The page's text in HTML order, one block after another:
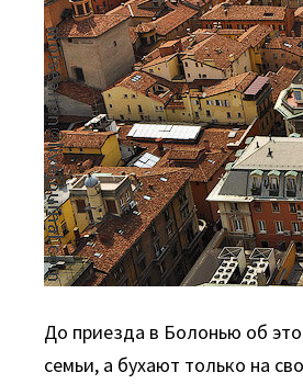
До приезда в Болонью об
семьи, а бухают только на